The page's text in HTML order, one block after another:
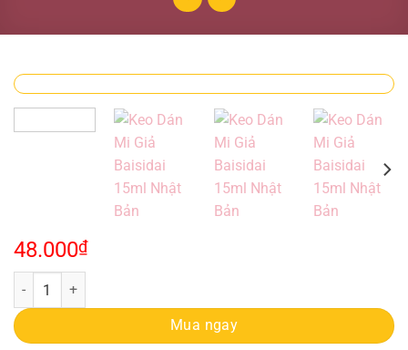
48.000₫
Keo Dán Mi Giả Baisidai 15ml Nhật Bản quantity
Mua ngay